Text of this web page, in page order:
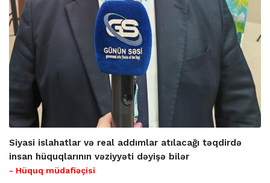
Siyasi islahatlar və real addımlar atılacağı təqdirdə
insan hüquqlarının vəziyyəti dəyişə bilər
- Hüquq müdafiəçisi